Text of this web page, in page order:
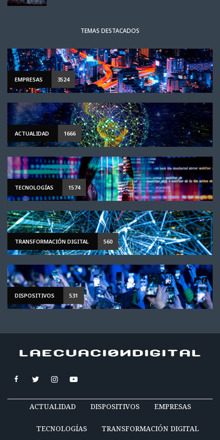
TEMAS DESTACADOS
EMPRESAS 3524
ACTUALIDAD 1666
TECNOLOGÍAS 1574
TRANSFORMACIÓN DIGITAL 560
DISPOSITIVOS 531
ACTUALIDAD DISPOSITIVOS EMPRESAS
TECNOLOGÍAS TRANSFORMACIÓN DIGITAL